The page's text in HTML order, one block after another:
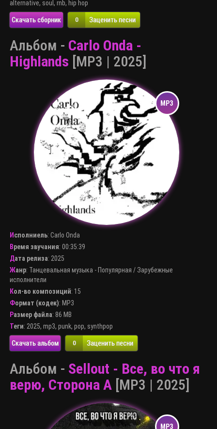
alternative, soul , rnb, hip hop
Скачать сборник 0 Заценить песни
Альбом - Carlo Onda -
Highlands [MP3 | 2025]
Исполниель: Carlo Onda
Время звучания: 00:35:39
Дата релиза: 2025
Жанр: Танцевальная музыка - Популярная / Зарубежные
исполнители
Кол-во композиций: 15
Формат (кодек): MP3
Размер файла: 86 MB
Теги: 2025, mp3, punk, pop, synthpop
Скачать альбом 0 Заценить песни
Альбом - Sellout - Все, во что я
верю, Сторона А [MP3 | 2025]